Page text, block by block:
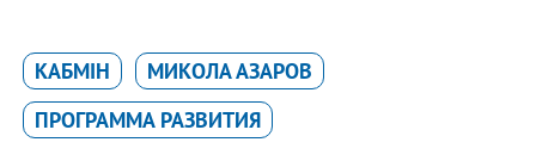
КАБМІН
МИКОЛА АЗАРОВ
ПРОГРАММА РАЗВИТИЯ